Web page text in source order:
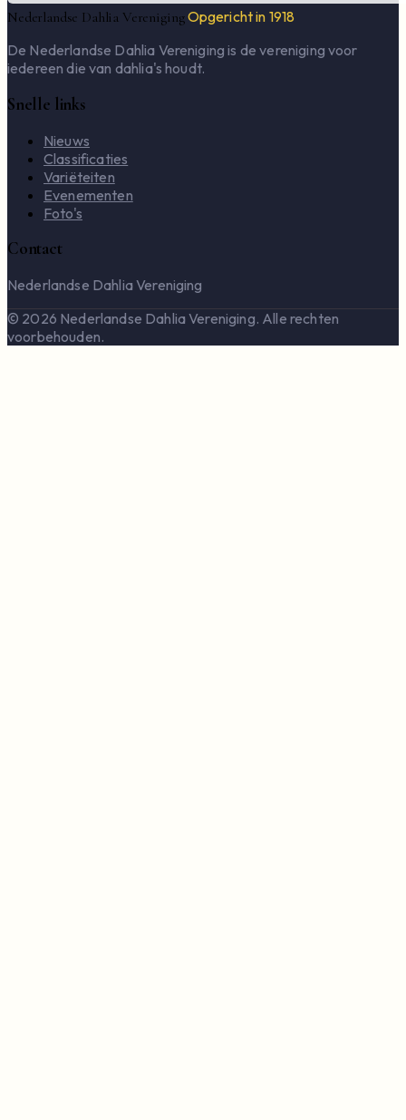
Nederlandse Dahlia VerenigingOpgericht in 1918
De Nederlandse Dahlia Vereniging is de vereniging voor
iedereen die van dahlia's houdt.
Snelle links
Nieuws
Classificaties
Variëteiten
Evenementen
Foto's
Contact
Nederlandse Dahlia Vereniging
© 2026 Nederlandse Dahlia Vereniging. Alle rechten
voorbehouden.